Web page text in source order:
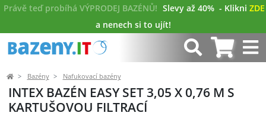
Právě teď probíhá VÝPRODEJ BAZÉNŮ! Slevy až 40% - Klikni ZDE
a nenech si to ujít!
Bazény Nafukovací bazény
INTEX BAZÉN EASY SET 3,05 X 0,76 M S
KARTUŠOVOU FILTRACÍ